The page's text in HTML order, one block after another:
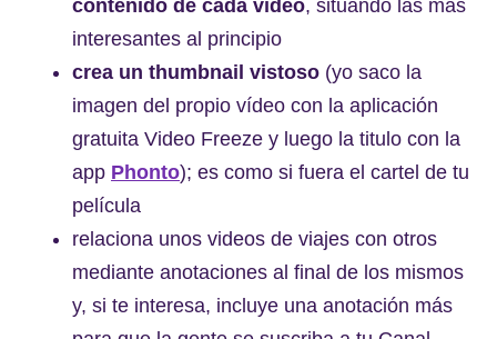
contenido de cada vídeo, situando las más
interesantes al principio
crea un thumbnail vistoso (yo saco la
imagen del propio vídeo con la aplicación
gratuita Video Freeze y luego la titulo con la
app Phonto); es como si fuera el cartel de tu
película
relaciona unos videos de viajes con otros
mediante anotaciones al final de los mismos
y, si te interesa, incluye una anotación más